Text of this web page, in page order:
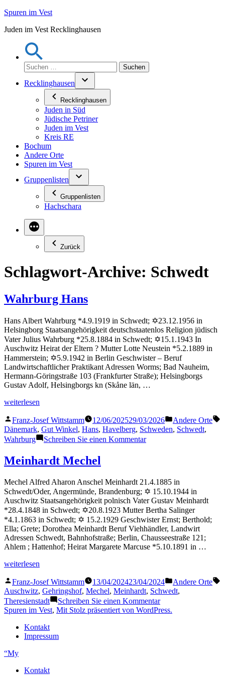
Zum
springen
Spuren im Vest
Juden im Vest Recklinghausen
Suchen
nach:
Recklinghausen
Recklinghausen
Juden in Süd
Jüdische Petriner
Juden im Vest
Kreis RE
Bochum
Andere Orte
Spuren im Vest
Gruppenlisten
Gruppenlisten
Hachschara
Zurück
Schlagwort-Archive: Schwedt
Wahrburg Hans
Hans Albert Wahrburg *4.9.1919 in Schwedt; ✡23.12.1956 in
Helsingborg Staatsangehörigkeit deutschstaatenlos Religion jüdisch
Vater Julius Wahrburg *25.8.1884 in Schwedt; ✡15.1.1943 In
Auschwitz Heirat der Eltern ? Mutter Lotte Neustein *5.2.1889 in
Hammerstein; ✡5.9.1942 in Berlin Geschwister – Beruf
Landwirtschaftlicher Praktikant Adressen Worms; Bad Nauheim,
Hermann-Göringstraße 103 (Frankfurter Straße); Helsingborgs
Gustav Adolf, Helsingborgs kn (Skåne län, …
„Wahrburg
weiterlesen
Veröffentlicht
von
Franz-Josef Wittstamm 12/06/202529/03/2026
Veröffentlicht
in
Andere Orte
Dänemark, Gut Winkel, Hans, Havelberg, Schweden, Schwedt,
Wahrburg
Schreiben Sie einen Kommentarzu
Meinhardt Mechel
Mechel Alfred Aharon Anschel Meinhardt 21.4.1885 in
Schwedt/Oder, Angermünde, Brandenburg; ✡ 15.10.1944 in
Auschwitz Staatsangehörigkeit polnisch Vater Gustav Meinhardt
*28.4.1848 in Schwedt; ✡20.8.1923 Mutter Bertha Salinger
*4.1.1863 in Schwedt; ✡ 15.2.1929 Geschwister Ernst; Berthold;
Ella; Grete; Dorothea Meinhardt Beruf Viehhändler, Landwirt
Adressen Schwedt, Bahnhofstraße; Berlin, Chausseestraße 121;
Ahlem ; Hattenhof; Heirat Margarete Marcuse *5.10.1891 in …
„Meinhardt
weiterlesen
Veröffentlicht
von
Franz-Josef Wittstamm 13/04/202423/04/2024
Veröffentlicht
in
Andere Orte
Auschwitz, Gehringshof, Mechel, Meinhardt, Schwedt,
Theresienstadt
Schreiben Sie einen Kommentarzu
Meinhardt
Spuren im Vest, Mit Stolz präsentiert von WordPress.
Kontakt
Impressum
“My
Kontakt